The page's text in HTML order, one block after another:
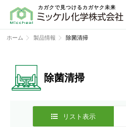
カガクで見つけるカガヤク未来
ホーム 製品情報 除菌清掃
除菌清掃
リスト表示